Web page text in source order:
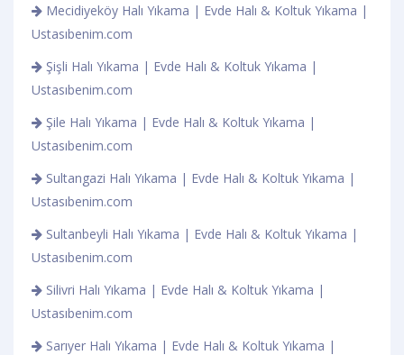
Mecidiyeköy Halı Yıkama | Evde Halı & Koltuk Yıkama |
Ustasıbenim.com
Şişli Halı Yıkama | Evde Halı & Koltuk Yıkama |
Ustasıbenim.com
Şile Halı Yıkama | Evde Halı & Koltuk Yıkama |
Ustasıbenim.com
Sultangazi Halı Yıkama | Evde Halı & Koltuk Yıkama |
Ustasıbenim.com
Sultanbeyli Halı Yıkama | Evde Halı & Koltuk Yıkama |
Ustasıbenim.com
Silivri Halı Yıkama | Evde Halı & Koltuk Yıkama |
Ustasıbenim.com
Sarıyer Halı Yıkama | Evde Halı & Koltuk Yıkama |